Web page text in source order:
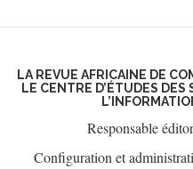
LA REVUE AFRICAINE DE
LE CENTRE D’ÉTUDES
Responsable
Configuration et